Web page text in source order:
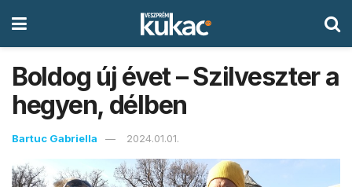
Boldog új évet – Szilveszter a
hegyen, délben
Bartuc Gabriella 2024.01.01.